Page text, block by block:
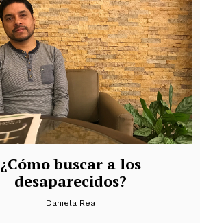
¿Cómo buscar a los
desaparecidos?
Daniela Rea